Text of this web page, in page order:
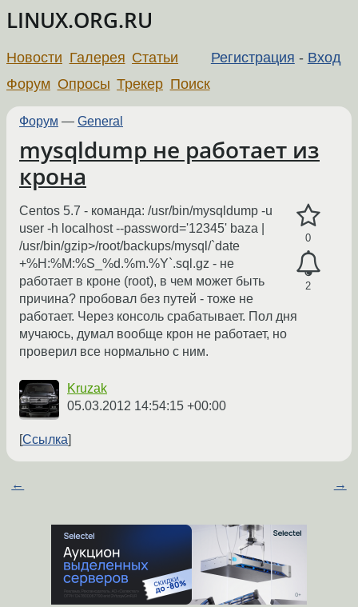
LINUX.ORG.RU
Регистрация - Вход
Новости Галерея Статьи
Форум Опросы Трекер Поиск
Форум — General
mysqldump не работает из
крона
0
2
Centos 5.7 - команда: /usr/bin/mysqldump -u
user -h localhost --password='12345' baza |
/usr/bin/gzip>/root/backups/mysql/`date
+%H:%M:%S_%d.%m.%Y`.sql.gz - не
работает в кроне (root), в чем может быть
причина? пробовал без путей - тоже не
работает. Через консоль срабатывает. Пол дня
мучаюсь, думал вообще крон не работает, но
проверил все нормально с ним.
Kruzak
05.03.2012 14:54:15 +00:00
Ссылка
← →